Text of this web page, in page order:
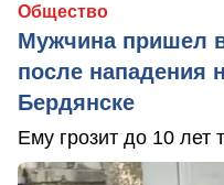
Общество
Мужчина пришел
после нападения
Бердянске
Ему грозит до 10 лет